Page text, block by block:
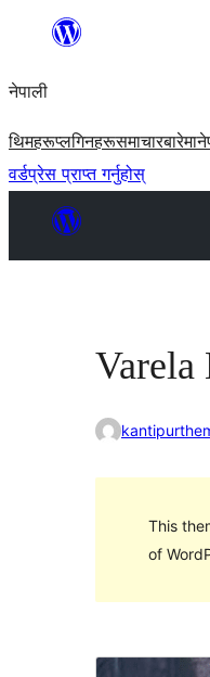
सामग्रीमा
नेपाली
थिमहरूप्लगिनहरूसमाचारबारेमा
वर्डप्रेस प्राप्त गर्नुहोस्
Varela
This
of